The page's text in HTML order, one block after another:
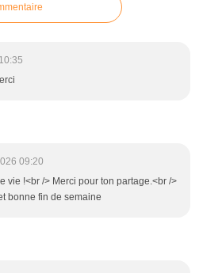
09:20
vie !<br /> Merci pour ton partage.<br />
bonne fin de semaine